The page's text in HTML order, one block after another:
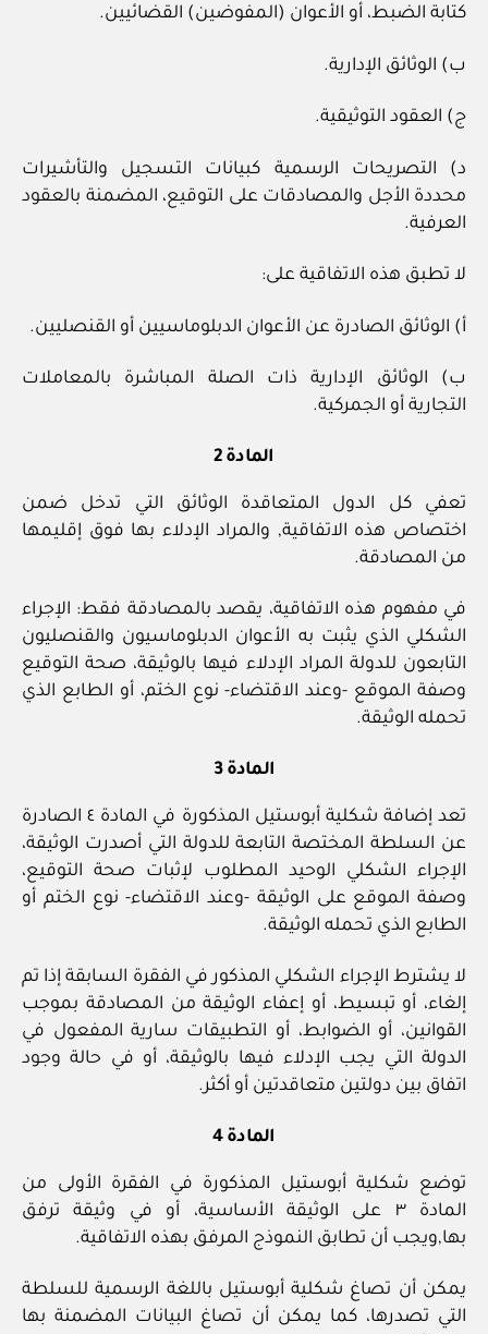
كتابة الضبط، أو الأعوان (المفوضين) القضائيين.
ب) الوثائق الإدارية.
ج) العقود التوثيقية.
د) التصريحات الرسمية كبيانات التسجيل والتأشيرات
محددة الأجل والمصادقات على التوقيع، المضمنة بالعقود
العرفية.
لا تطبق هذه الاتفاقية على:
أ) الوثائق الصادرة عن الأعوان الدبلوماسيين أو القنصليين.
ب) الوثائق الإدارية ذات الصلة المباشرة بالمعاملات
التجارية أو الجمركية.
المادة 2
تعفي كل الدول المتعاقدة الوثائق التي تدخل ضمن
اختصاص هذه الاتفاقية, والمراد الإدلاء بها فوق إقليمها
من المصادقة.
في مفهوم هذه الاتفاقية، يقصد بالمصادقة فقط: الإجراء
الشكلي الذي يثبت به الأعوان الدبلوماسيون والقنصليون
التابعون للدولة المراد الإدلاء فيها بالوثيقة، صحة التوقيع
وصفة الموقع -وعند الاقتضاء- نوع الختم، أو الطابع الذي
تحمله الوثيقة.
المادة 3
تعد إضافة شكلية أبوستيل المذكورة في المادة ٤ الصادرة
عن السلطة المختصة التابعة للدولة التي أصدرت الوثيقة،
الإجراء الشكلي الوحيد المطلوب لإثبات صحة التوقيع،
وصفة الموقع على الوثيقة -وعند الاقتضاء- نوع الختم أو
الطابع الذي تحمله الوثيقة.
لا يشترط الإجراء الشكلي المذكور في الفقرة السابقة إذا تم
إلغاء، أو تبسيط، أو إعفاء الوثيقة من المصادقة بموجب
القوانين، أو الضوابط، أو التطبيقات سارية المفعول في
الدولة التي يجب الإدلاء فيها بالوثيقة، أو في حالة وجود
اتفاق بين دولتين متعاقدتين أو أكثر.
المادة 4
توضع شكلية أبوستيل المذكورة في الفقرة الأولى من
المادة ٣ على الوثيقة الأساسية، أو في وثيقة ترفق
بها,ويجب أن تطابق النموذج المرفق بهذه الاتفاقية.
يمكن أن تصاغ شكلية أبوستيل باللغة الرسمية للسلطة
التي تصدرها، كما يمكن أن تصاغ البيانات المضمنة بها